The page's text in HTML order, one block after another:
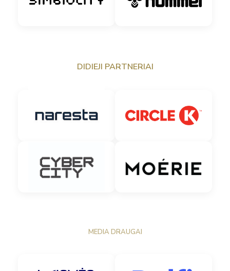
DIDIEJI PARTNERIAI
MEDIA DRAUGAI